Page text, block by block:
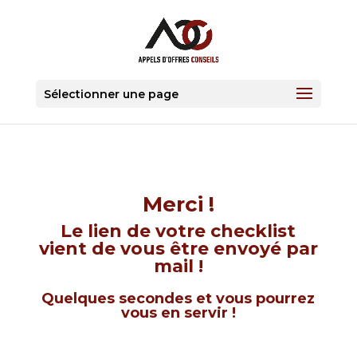
Sélectionner une page
Merci !
Le lien de votre checklist
vient de vous être envoyé par
mail !
Quelques secondes et vous pourrez
vous en servir !